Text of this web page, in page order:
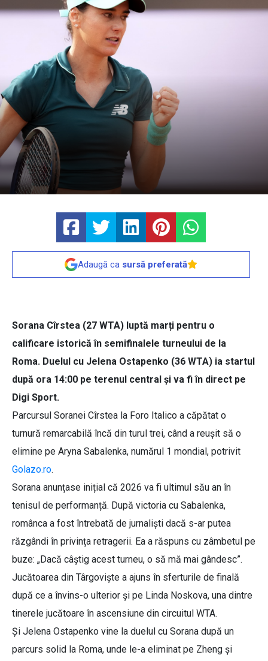
Adaugă ca sursă preferată
Sorana Cîrstea (27 WTA) luptă marți pentru o
calificare istorică în semifinalele turneului de la
Roma. Duelul cu Jelena Ostapenko (36 WTA) ia startul
după ora 14:00 pe terenul central și va fi în direct pe
Digi Sport.
Parcursul Soranei Cîrstea la Foro Italico a căpătat o
turnură remarcabilă încă din turul trei, când a reușit să o
elimine pe Aryna Sabalenka, numărul 1 mondial, potrivit
Golazo.ro.
Sorana anunțase inițial că 2026 va fi ultimul său an în
tenisul de performanță. După victoria cu Sabalenka,
românca a fost întrebată de jurnaliști dacă s-ar putea
răzgândi în privința retragerii. Ea a răspuns cu zâmbetul pe
buze: „Dacă câștig acest turneu, o să mă mai gândesc”.
Jucătoarea din Târgoviște a ajuns în sferturile de finală
după ce a învins-o ulterior și pe Linda Noskova, una dintre
tinerele jucătoare în ascensiune din circuitul WTA.
Și Jelena Ostapenko vine la duelul cu Sorana după un
parcurs solid la Roma, unde le-a eliminat pe Zheng și